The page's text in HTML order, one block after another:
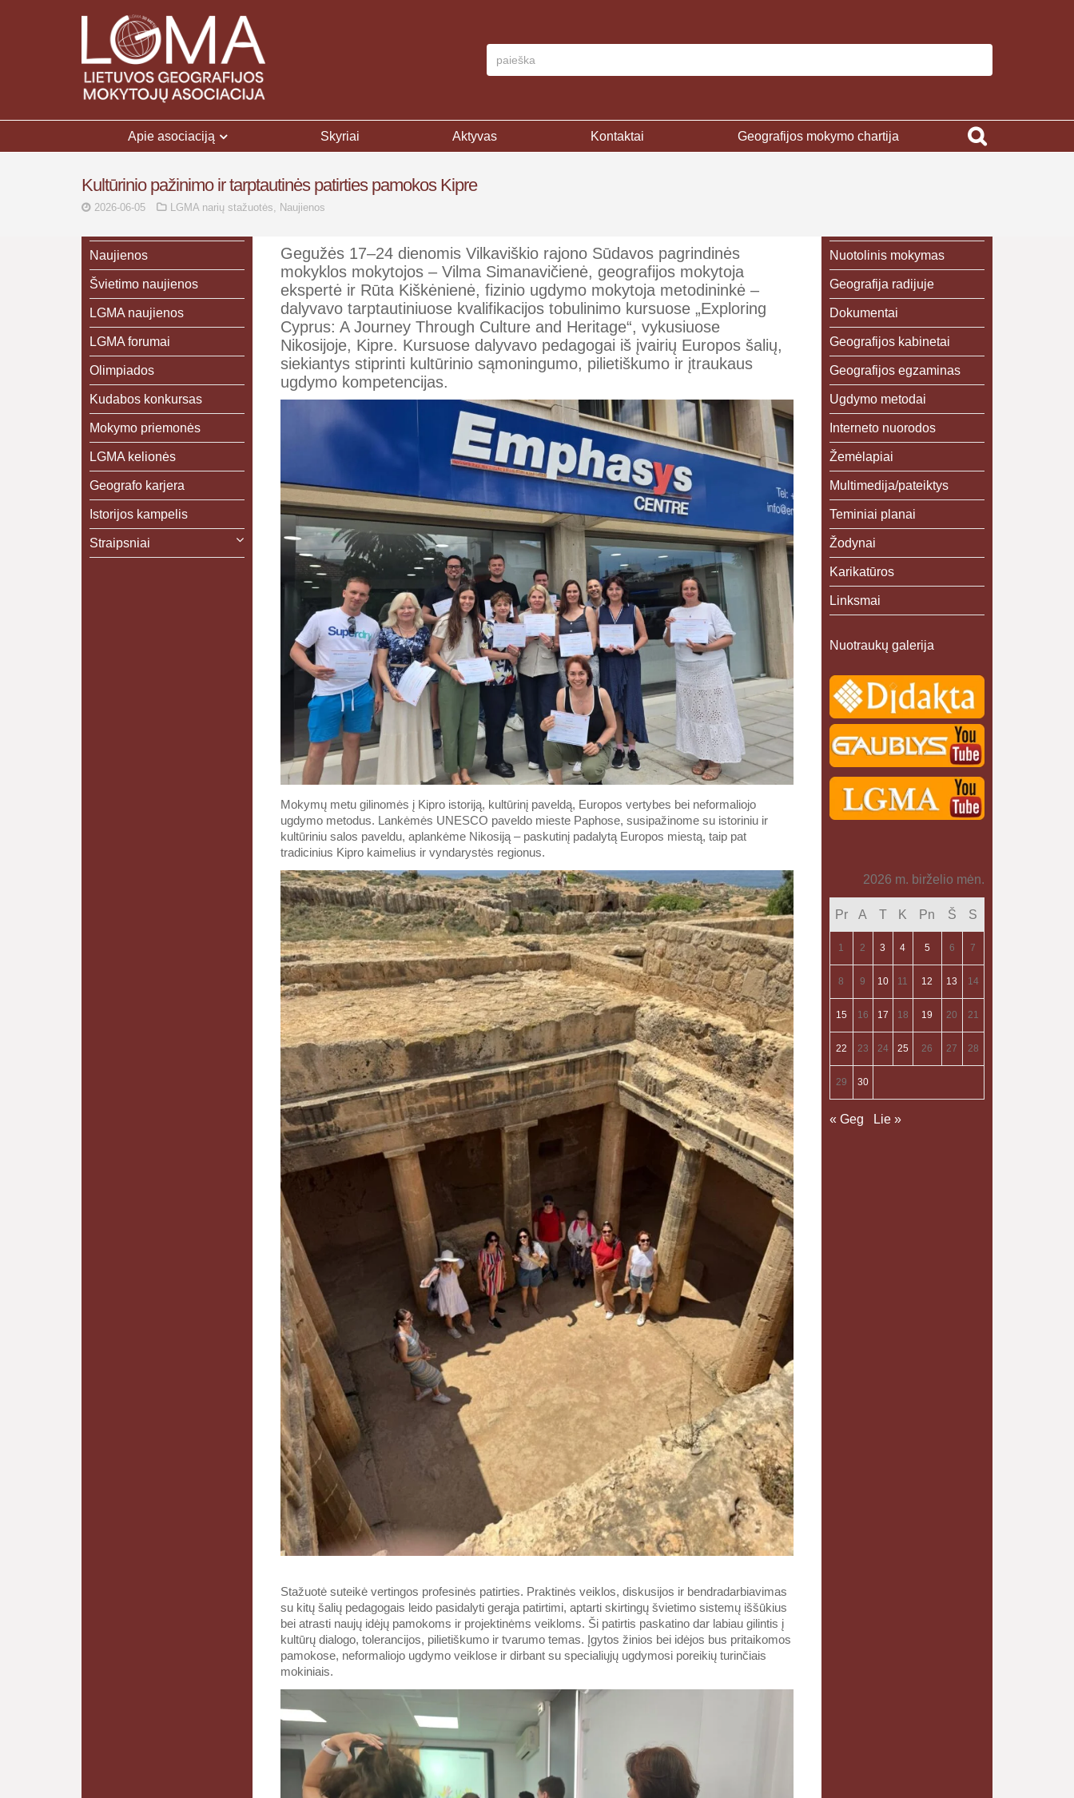
Apie asociaciją Skyriai Aktyvas Kontaktai Geografijos mokymo chartija
Kultūrinio pažinimo ir tarptautinės patirties pamokos Kipre
2026-06-05 LGMA narių stažuotės, Naujienos
Gegužės 17–24 dienomis Vilkaviškio rajono Sūdavos pagrindinės
mokyklos mokytojos – Vilma Simanavičienė, geografijos mokytoja
ekspertė ir Rūta Kiškėnienė, fizinio ugdymo mokytoja metodininkė –
dalyvavo tarptautiniuose kvalifikacijos tobulinimo kursuose „Exploring
Cyprus: A Journey Through Culture and Heritage“, vykusiuose
Nikosijoje, Kipre. Kursuose dalyvavo pedagogai iš įvairių Europos šalių,
siekiantys stiprinti kultūrinio sąmoningumo, pilietiškumo ir įtraukaus
ugdymo kompetencijas.
Mokymų metu gilinomės į Kipro istoriją, kultūrinį paveldą, Europos vertybes bei neformaliojo
ugdymo metodus. Lankėmės UNESCO paveldo mieste Paphose, susipažinome su istoriniu ir
kultūriniu salos paveldu, aplankėme Nikosiją – paskutinį padalytą Europos miestą, taip pat
tradicinius Kipro kaimelius ir vyndarystės regionus.
Stažuotė suteikė vertingos profesinės patirties. Praktinės veiklos, diskusijos ir bendradarbiavimas
su kitų šalių pedagogais leido pasidalyti gerąja patirtimi, aptarti skirtingų švietimo sistemų iššūkius
bei atrasti naujų idėjų pamokoms ir projektinėms veikloms. Ši patirtis paskatino dar labiau gilintis į
kultūrų dialogo, tolerancijos, pilietiškumo ir tvarumo temas. Įgytos žinios bei idėjos bus pritaikomos
pamokose, neformaliojo ugdymo veiklose ir dirbant su specialiųjų ugdymosi poreikių turinčiais
mokiniais.
Naujienos
Švietimo naujienos
LGMA naujienos
LGMA forumai
Olimpiados
Kudabos konkursas
Mokymo priemonės
LGMA kelionės
Geografo karjera
Istorijos kampelis
Straipsniai
Nuotolinis mokymas
Geografija radijuje
Dokumentai
Geografijos kabinetai
Geografijos egzaminas
Ugdymo metodai
Interneto nuorodos
Žemėlapiai
Multimedija/pateiktys
Teminiai planai
Žodynai
Karikatūros
Linksmai
Nuotraukų galerija
2026 m. birželio mėn.
Pr A T K Pn Š S
1 2 3 4 5 6 7
8 9 10 11 12 13 14
15 16 17 18 19 20 21
22 23 24 25 26 27 28
29 30
« Geg Lie »